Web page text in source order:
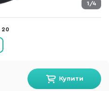
1/4
20
Купити